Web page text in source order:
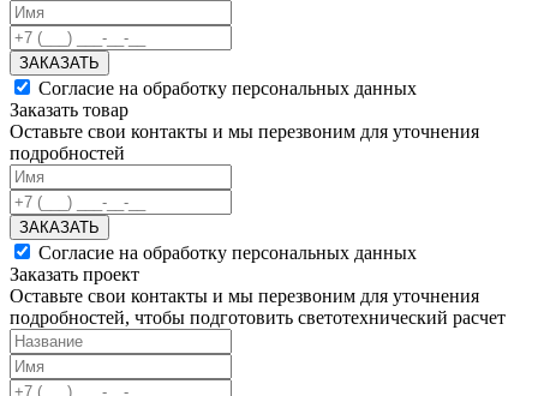
ЗАКАЗАТЬ
Согласие на обработку персональных данных
Заказать товар
Оставьте свои контакты и мы перезвоним для уточнения
подробностей
ЗАКАЗАТЬ
Согласие на обработку персональных данных
Заказать проект
Оставьте свои контакты и мы перезвоним для уточнения
подробностей, чтобы подготовить светотехнический расчет